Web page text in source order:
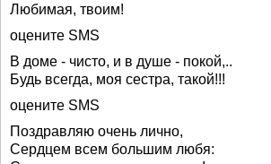
Любимая, твоим!
оцените SMS
В доме - чисто, и в душе - покой,..
Будь всегда, моя сестра, такой!!!
оцените SMS
Поздравляю очень лично,
Сердцем всем большим любя: